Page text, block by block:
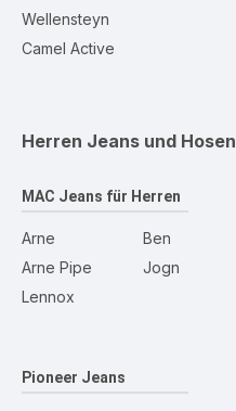
Wellensteyn
Camel Active
Herren Jeans und Hosen
MAC Jeans für Herren
Arne
Arne Pipe
Lennox
Ben
Jogn
Pioneer Jeans